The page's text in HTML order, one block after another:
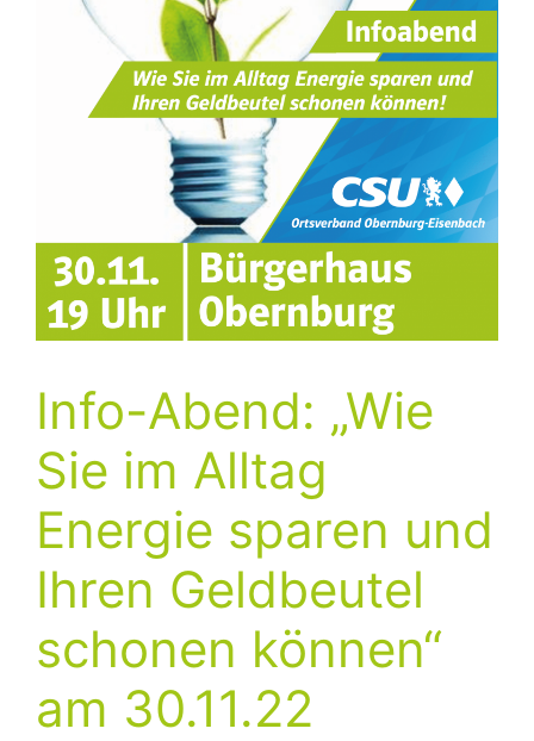
Info-Abend: „Wie
Sie im Alltag
Energie sparen und
Ihren Geldbeutel
schonen können“
am 30.11.22